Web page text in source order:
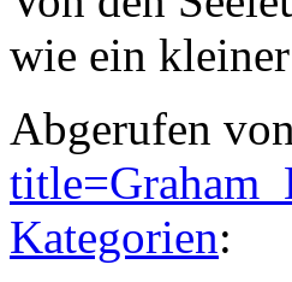
wie ein
Abgerufen
Kategorien: